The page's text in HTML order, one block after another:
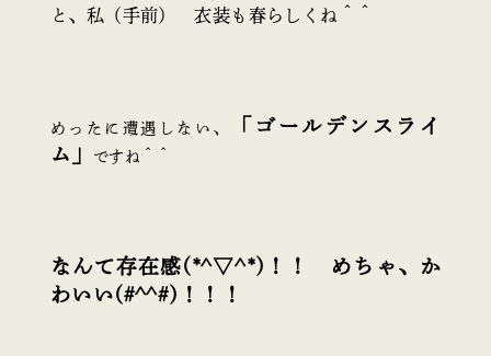
と、私（手前） 衣装も春らしくね＾＾
めったに遭遇しない、
「ゴールデンスライ
ム」
ですね＾＾
なんて存在感(*^▽^*)！！ めちゃ、か
わいい(#^^#)！！！